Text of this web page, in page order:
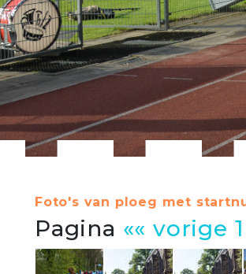
Foto's van ploeg met
Pagina «« vorige 1